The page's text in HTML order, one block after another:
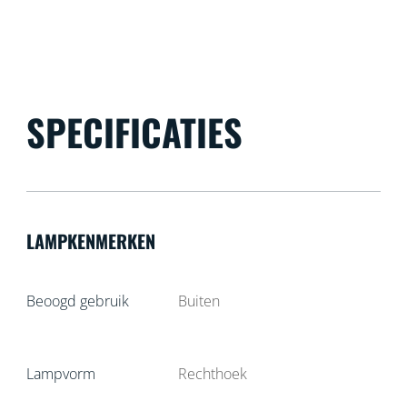
SPECIFICATIES
LAMPKENMERKEN
Beoogd gebruik Buiten
Lampvorm Rechthoek